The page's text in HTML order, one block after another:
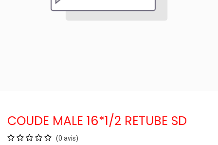
COUDE MALE 16*1/2 RETUBE SD
(0 avis)